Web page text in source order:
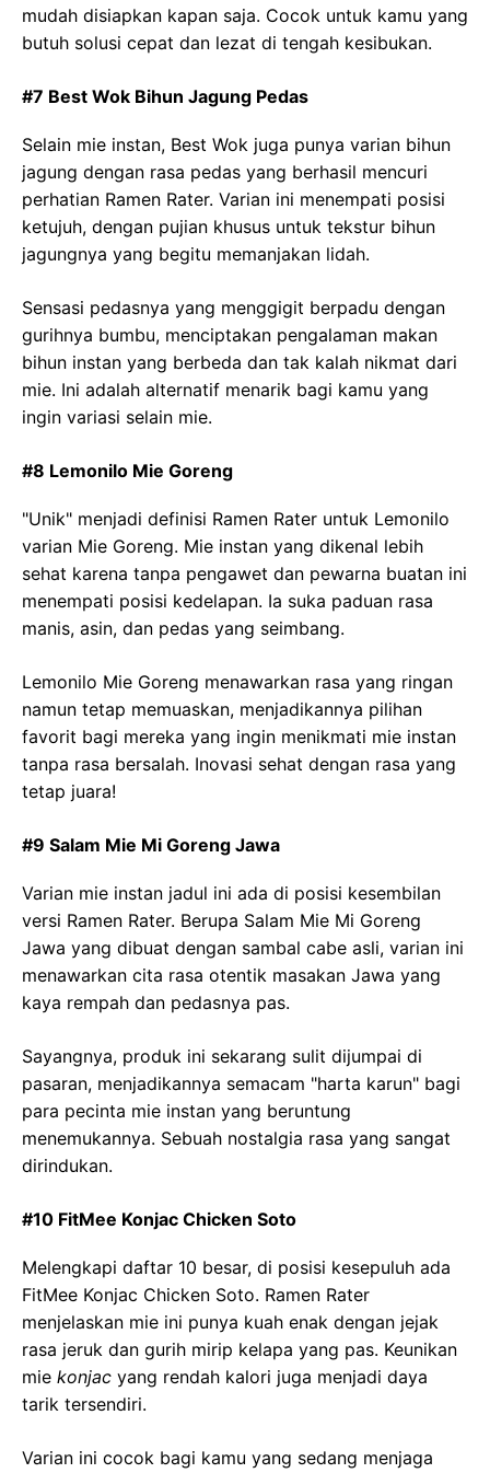
mudah disiapkan kapan saja. Cocok untuk kamu yang
butuh solusi cepat dan lezat di tengah kesibukan.
#7 Best Wok Bihun Jagung Pedas
Selain mie instan, Best Wok juga punya varian bihun
jagung dengan rasa pedas yang berhasil mencuri
perhatian Ramen Rater. Varian ini menempati posisi
ketujuh, dengan pujian khusus untuk tekstur bihun
jagungnya yang begitu memanjakan lidah.
Sensasi pedasnya yang menggigit berpadu dengan
gurihnya bumbu, menciptakan pengalaman makan
bihun instan yang berbeda dan tak kalah nikmat dari
mie. Ini adalah alternatif menarik bagi kamu yang
ingin variasi selain mie.
#8 Lemonilo Mie Goreng
"Unik" menjadi definisi Ramen Rater untuk Lemonilo
varian Mie Goreng. Mie instan yang dikenal lebih
sehat karena tanpa pengawet dan pewarna buatan ini
menempati posisi kedelapan. Ia suka paduan rasa
manis, asin, dan pedas yang seimbang.
Lemonilo Mie Goreng menawarkan rasa yang ringan
namun tetap memuaskan, menjadikannya pilihan
favorit bagi mereka yang ingin menikmati mie instan
tanpa rasa bersalah. Inovasi sehat dengan rasa yang
tetap juara!
#9 Salam Mie Mi Goreng Jawa
Varian mie instan jadul ini ada di posisi kesembilan
versi Ramen Rater. Berupa Salam Mie Mi Goreng
Jawa yang dibuat dengan sambal cabe asli, varian ini
menawarkan cita rasa otentik masakan Jawa yang
kaya rempah dan pedasnya pas.
Sayangnya, produk ini sekarang sulit dijumpai di
pasaran, menjadikannya semacam "harta karun" bagi
para pecinta mie instan yang beruntung
menemukannya. Sebuah nostalgia rasa yang sangat
dirindukan.
#10 FitMee Konjac Chicken Soto
Melengkapi daftar 10 besar, di posisi kesepuluh ada
FitMee Konjac Chicken Soto. Ramen Rater
menjelaskan mie ini punya kuah enak dengan jejak
rasa jeruk dan gurih mirip kelapa yang pas. Keunikan
mie konjac yang rendah kalori juga menjadi daya
tarik tersendiri.
Varian ini cocok bagi kamu yang sedang menjaga